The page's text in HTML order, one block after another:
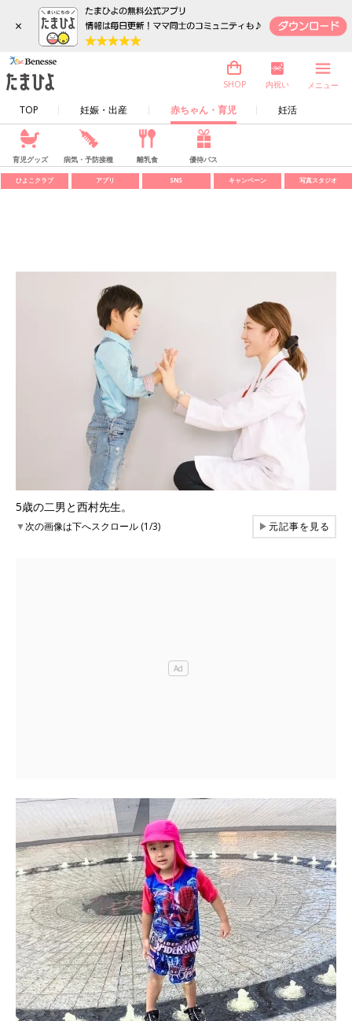
×
TOP 妊娠・出産 赤ちゃん・育児 妊活
SHOP 内祝い メニュー
育児グッズ 病気・予防接種 離乳食 優待パス
ひよこクラブ アプリ SNS キャンペーン 写真スタジオ
5歳の二男と西村先生。
▼次の画像は下へスクロール (1/3) ▶元記事を見る